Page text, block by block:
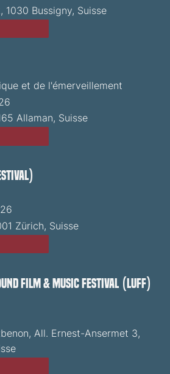
1030 Bussigny, Suisse
et de l'émerveillement
Allaman, Suisse
Zürich, Suisse
Film & Music Festival (LUFF)
All. Ernest-Ansermet 3,